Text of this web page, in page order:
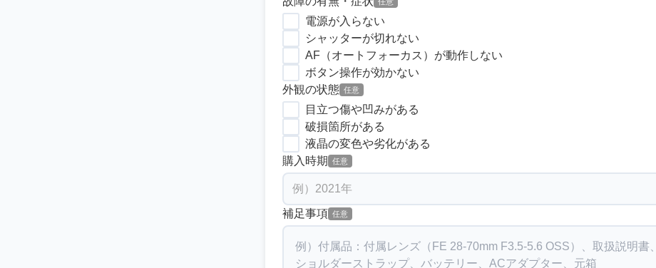
電源が入らない
シャッターが切れない
AF（オートフォーカス）が動作しない
ボタン操作が効かない
外観の状態 任意
目立つ傷や凹みがある
破損箇所がある
液晶の変色や劣化がある
購入時期
任意
補足事項 任意